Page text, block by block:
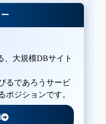
、大規模DBサイト
るであろうサービ
ポジションです。